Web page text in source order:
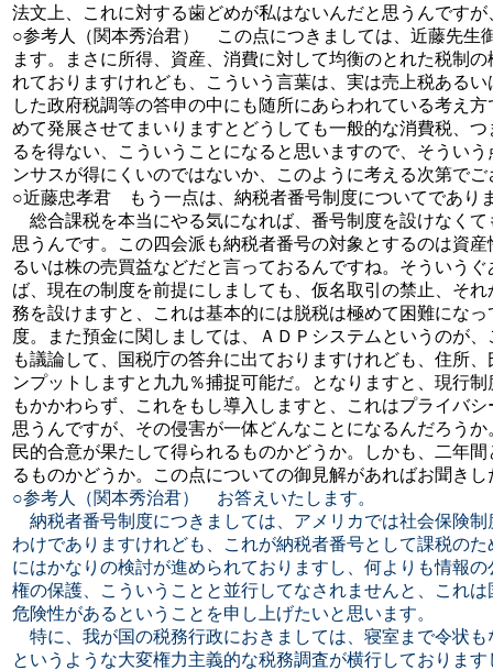
法文上、これに対する歯どめが私はないんだと思うんです
○参考人（関本秀治君） この点につきましては、近藤先生
ます。まさに所得、資産、消費に対して均衡のとれた税制
れておりますけれども、こういう言葉は、実は売上税ある
した政府税調等の答申の中にも随所にあらわれている考え
めて発展させてまいりますとどうしても一般的な消費税、
るを得ない、こういうことになると思いますので、そうい
ンサスが得にくいのではないか、このように考える次第でご
○近藤忠孝君 もう一点は、納税者番号制度についてであり
総合課税を本当にやる気になれば、番号制度を設けなく
思うんです。この四会派も納税者番号の対象とするのは資
るいは株の売買益などだと言っておるんですね。そういう
ば、現在の制度を前提にしましても、仮名取引の禁止、そ
務を設けますと、これは基本的には脱税は極めて困難にな
度。また預金に関しましては、ＡＤＰシステムというのが
も議論して、国税庁の答弁に出ておりますけれども、住所
ンプットしますと九九％捕捉可能だ。となりますと、現行
もかかわらず、これをもし導入しますと、これはプライバ
思うんですが、その侵害が一体どんなことになるんだろう
民的合意が果たして得られるものかどうか。しかも、二年
るものかどうか。この点についての御見解があればお聞き
○参考人（関本秀治君） お答えいたします。
納税者番号制度につきましては、アメリカでは社会保険
わけでありますけれども、これが納税者番号として課税の
にはかなりの検討が進められておりますし、何よりも情報
権の保護、こういうことと並行してなされませんと、これ
危険性があるということを申し上げたいと思います。
特に、我が国の税務行政におきましては、寝室まで令状
というような大変権力主義的な税務調査が横行しておりま